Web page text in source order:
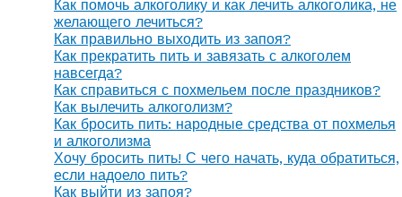
Как помочь алкоголику и как лечить алкоголика, не
желающего лечиться?
Как правильно выходить из запоя?
Как прекратить пить и завязать с алкоголем
навсегда?
Как справиться с похмельем после праздников?
Как вылечить алкоголизм?
Как бросить пить: народные средства от похмелья
и алкоголизма
Хочу бросить пить! С чего начать, куда обратиться,
если надоело пить?
Как выйти из запоя?